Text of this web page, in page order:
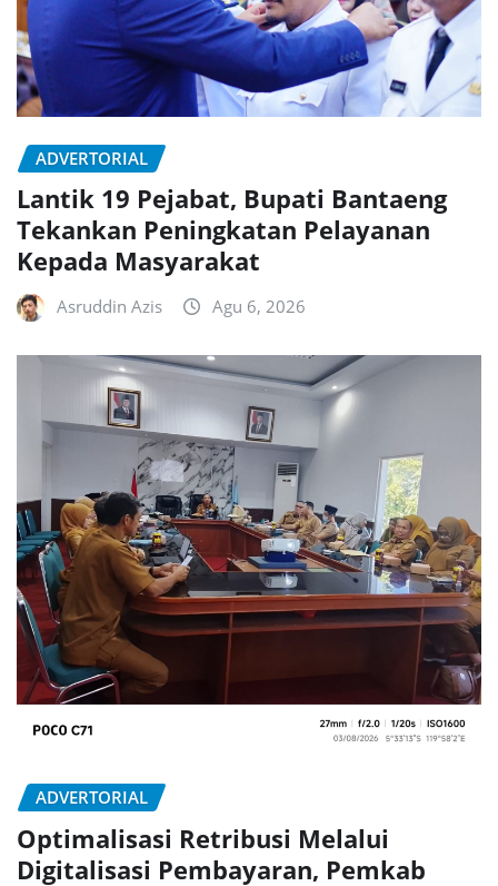
ADVERTORIAL
Lantik 19 Pejabat, Bupati Bantaeng
Tekankan Peningkatan Pelayanan
Kepada Masyarakat
Asruddin Azis Agu 6, 2026
ADVERTORIAL
Optimalisasi Retribusi Melalui
Digitalisasi Pembayaran, Pemkab